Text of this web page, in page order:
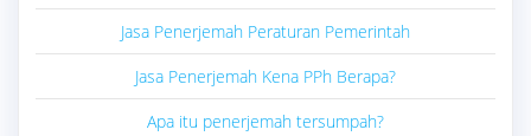
Jasa Penerjemah Peraturan Pemerintah
Jasa Penerjemah Kena PPh Berapa?
Apa itu penerjemah tersumpah?